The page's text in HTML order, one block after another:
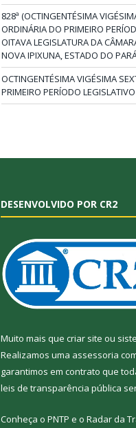
828ª (OCTINGENTÉSIMA
ORDINÁRIA DO PRIMEIRO
OITAVA LEGISLATURA DA
NOVA IPIXUNA, ESTADO DO
OCTINGENTÉSIMA VIGÉSIMA
PRIMEIRO PERÍODO LEGISLATIVO
DESENVOLVIDO POR CR2
Muito mais que criar site ou
Realizamos uma assessoria
garantimos em contrato que
leis de transparência pública
Conheça o PNTP e o Radar da